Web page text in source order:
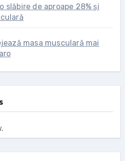
slăbire de aproape 28% și
masa musculară mai